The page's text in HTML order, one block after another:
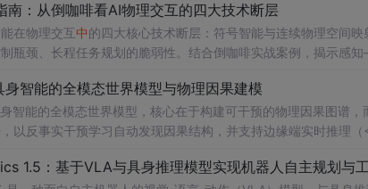
南：从倒咖啡看AI物理交互的四大技术断层
在物理交互中的四大核心技术断层：符号智能与连续物理空间
瓶颈、长程任务规划的脆弱性。结合倒咖啡实战案例，揭示感
智能的全模态世界模型与物理因果建模
智能的全模态世界模型，核心在于构建可干预的物理因果图谱
以反事实干预学习自动发现因果结构，并支持边缘端实时推理
1.5：基于VLA与具身推理模型实现机器人自主规划与